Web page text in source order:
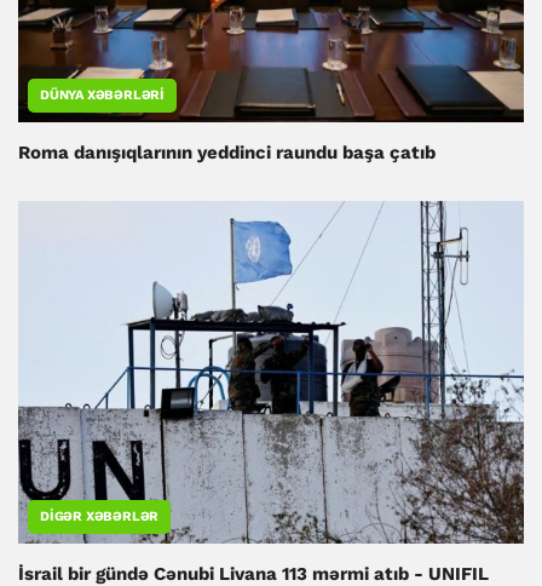
DÜNYA XƏBƏRLƏRI
Roma danışıqlarının yeddinci raundu başa çatıb
DIGƏR XƏBƏRLƏR
İsrail bir gündə Cənubi Livana 113 mərmi atıb - UNIFIL